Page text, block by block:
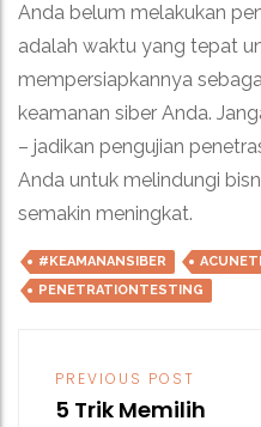
Anda belum melakukan
adalah waktu yang tepat
mempersiapkannya
keamanan siber Anda.
– jadikan pengujian
Anda untuk melindungi
semakin meningkat.
#KEAMANANSIBER
PENETRATIONTESTING
navigation
PREVIOUS POST
5 Trik Memilih